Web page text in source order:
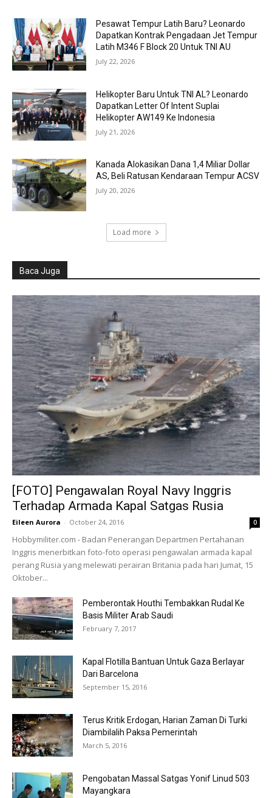
Pesawat Tempur Latih Baru? Leonardo
Dapatkan Kontrak Pengadaan Jet Tempur
Latih M346 F Block 20 Untuk TNI AU
July 22, 2026
Helikopter Baru Untuk TNI AL? Leonardo
Dapatkan Letter Of Intent Suplai
Helikopter AW149 Ke Indonesia
July 21, 2026
Kanada Alokasikan Dana 1,4 Miliar Dollar
AS, Beli Ratusan Kendaraan Tempur ACSV
July 20, 2026
Load more
Baca Juga
[FOTO] Pengawalan Royal Navy Inggris
Terhadap Armada Kapal Satgas Rusia
Eileen Aurora - October 24, 2016 0
Hobbymiliter.com - Badan Penerangan Departmen Pertahanan
Inggris menerbitkan foto-foto operasi pengawalan armada kapal
perang Rusia yang melewati perairan Britania pada hari Jumat, 15
Oktober...
Pemberontak Houthi Tembakkan Rudal Ke
Basis Militer Arab Saudi
February 7, 2017
Kapal Flotilla Bantuan Untuk Gaza Berlayar
Dari Barcelona
September 15, 2016
Terus Kritik Erdogan, Harian Zaman Di Turki
Diambilalih Paksa Pemerintah
March 5, 2016
Pengobatan Massal Satgas Yonif Linud 503
Mayangkara